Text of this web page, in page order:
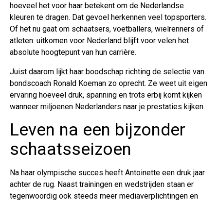
hoeveel het voor haar betekent om de Nederlandse
kleuren te dragen. Dat gevoel herkennen veel topsporters.
Of het nu gaat om schaatsers, voetballers, wielrenners of
atleten: uitkomen voor Nederland blijft voor velen het
absolute hoogtepunt van hun carrière.
Juist daarom lijkt haar boodschap richting de selectie van
bondscoach Ronald Koeman zo oprecht. Ze weet uit eigen
ervaring hoeveel druk, spanning en trots erbij komt kijken
wanneer miljoenen Nederlanders naar je prestaties kijken.
Leven na een bijzonder
schaatsseizoen
Na haar olympische succes heeft Antoinette een druk jaar
achter de rug. Naast trainingen en wedstrijden staan er
tegenwoordig ook steeds meer mediaverplichtingen en